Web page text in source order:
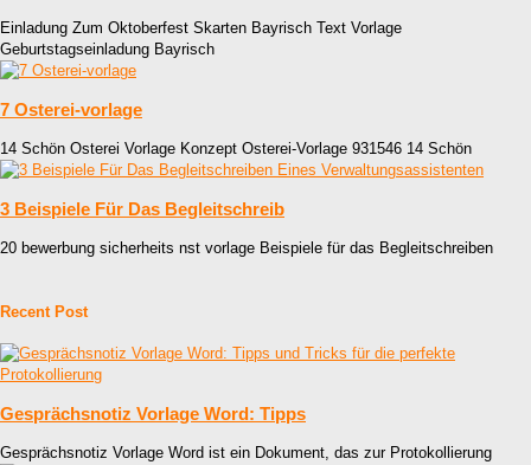
Einladung Zum Oktoberfest Skarten Bayrisch Text Vorlage
Geburtstagseinladung Bayrisch
7 Osterei-vorlage
14 Schön Osterei Vorlage Konzept Osterei-Vorlage 931546 14 Schön
3 Beispiele Für Das Begleitschreib
20 bewerbung sicherheits nst vorlage Beispiele für das Begleitschreiben
Recent Post
Gesprächsnotiz Vorlage Word: Tipps
Gesprächsnotiz Vorlage Word ist ein Dokument, das zur Protokollierung